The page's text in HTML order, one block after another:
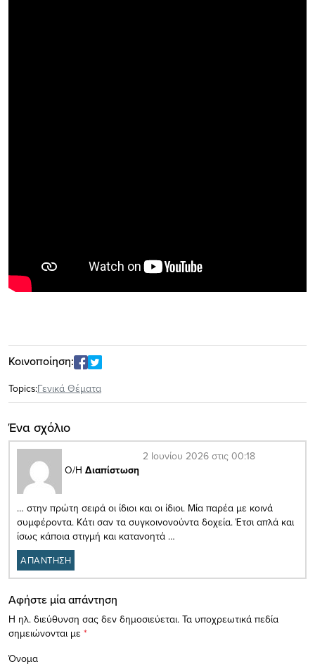
Κοινοποίηση:
Topics:Γενικά Θέματα
Ένα σχόλιο
Ο/Η Διαπίστωση
2 Ιουνίου 2026 στις 00:18
… στην πρώτη σειρά οι ίδιοι και οι ίδιοι. Μία παρέα με κοινά
συμφέροντα. Κάτι σαν τα συγκοινονούντα δοχεία. Έτσι απλά και
ίσως κάποια στιγμή και κατανοητά …
ΑΠΑΝΤΗΣΗ
Αφήστε μία απάντηση
Η ηλ. διεύθυνση σας δεν δημοσιεύεται. Τα υποχρεωτικά πεδία
σημειώνονται με *
Όνομα